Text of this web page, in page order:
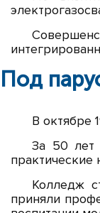
Под
В октябре
За 50 лет
практические
Колледж
приняли